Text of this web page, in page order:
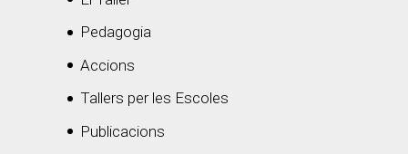
Pedagogia
Accions
Tallers per les Escoles
Publicacions